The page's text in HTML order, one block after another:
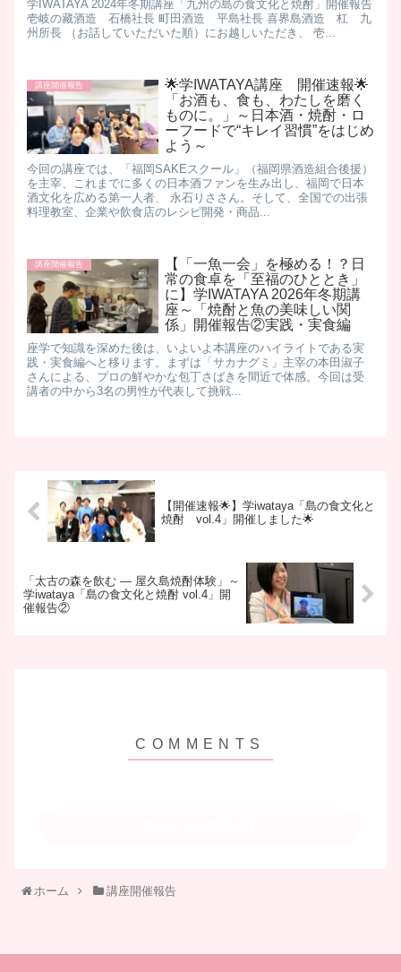
学IWATAYA 2024年冬期講座「九州の島の食文化と焼酎」開催報告 ​
壱岐の藏酒造 石橋社長 町田酒造 平島社長 喜界島酒造 杠 九
州所長 （お話していただいた順） ​ にお越しいただき、 壱...
講座開催報告
🌟学IWATAYA講座 開催速報🌟
「お酒も、食も、わたしを磨く
ものに。」～日本酒・焼酎・ロ
ーフードで“キレイ習慣”をはじめ
よう～
今回の講座では、「福岡SAKEスクール」（福岡県酒造組合後援）
を主宰、これまでに多くの日本酒ファンを生み出し、福岡で日本
酒文化を広める第一人者、 永石りささん。 ​ そして、全国での出張
料理教室、企業や飲食店のレシピ開発・商品...
講座開催報告
【「一魚一会」を極める！？日
常の食卓を「至福のひととき」
に】学IWATAYA 2026年冬期講
座～「焼酎と魚の美味しい関
係」開催報告②実践・実食編
座学で知識を深めた後は、いよいよ本講座のハイライトである実
践・実食編へと移ります。 ​まずは「サカナグミ」主宰の本田淑子
さんによる、プロの鮮やかな包丁さばきを間近で体感。 ​今回は受
講者の中から3名の男性が代表して挑戦...
【開催速報🌟】学iwataya「島の食文化と
焼酎 vol.4」開催しました🌟
「太古の森を飲む ― 屋久島焼酎体験」～
学iwataya「島の食文化と焼酎 vol.4」開
催報告②
ホーム 講座開催報告